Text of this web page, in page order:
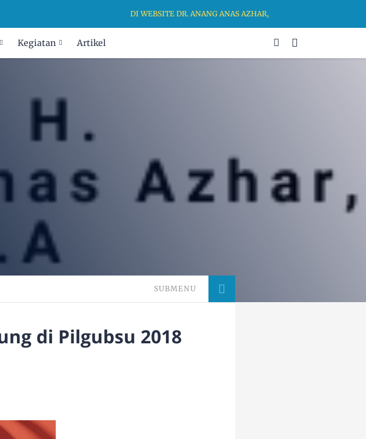
DI WEBSITE DR. ANANG ANAS AZHAR, MA, KAMI BERKOMITMEN
Kegiatan Artikel
SUBMENU
di Pilgubsu 2018